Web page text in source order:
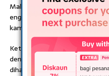
Malangnya, setibanya dia di
enggan berjumpanya malah
kampung.
Ketika ditemui dia hanya
dengan tindakan anaknya.
diharapkan, dia datang